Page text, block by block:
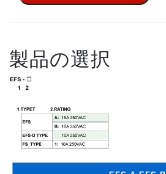
製品の選択